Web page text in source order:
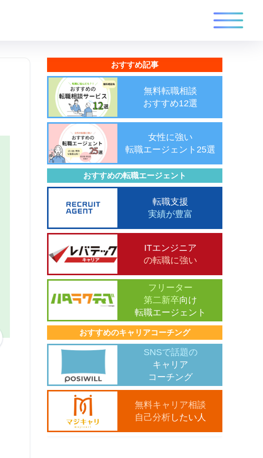
おすすめ記事
無料転職相談
おすすめ12選
女性に強い
転職エージェント25選
おすすめの転職エージェント
転職支援
実績が豊富
ITエンジニア
の転職に強い
フリーター
第二新卒向け
転職エージェント
おすすめのキャリアコーチング
SNSで話題の
キャリア
コーチング
無料キャリア相談
自己分析 したい人